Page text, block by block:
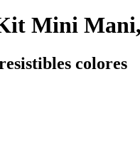
Mini
colores